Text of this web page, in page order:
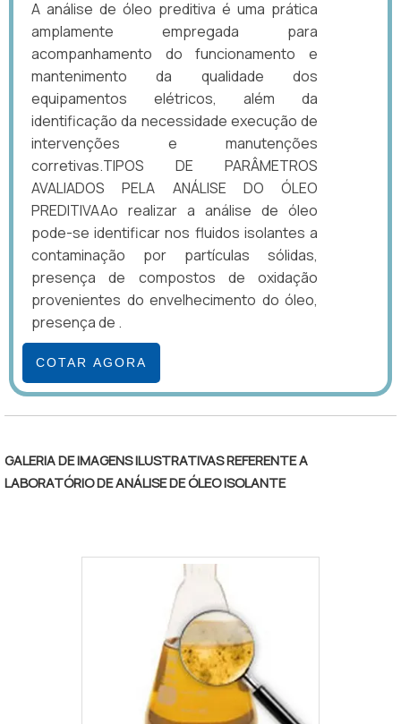
A análise de óleo preditiva é uma prática
amplamente empregada para
acompanhamento do funcionamento e
mantenimento da qualidade dos
equipamentos elétricos, além da
identificação da necessidade execução de
intervenções e manutenções
corretivas.TIPOS DE PARÂMETROS
AVALIADOS PELA ANÁLISE DO ÓLEO
PREDITIVAAo realizar a análise de óleo
pode-se identificar nos fluidos isolantes a
contaminação por partículas sólidas,
presença de compostos de oxidação
provenientes do envelhecimento do óleo,
presença de .
COTAR AGORA
GALERIA DE IMAGENS ILUSTRATIVAS REFERENTE A
LABORATÓRIO DE ANÁLISE DE ÓLEO ISOLANTE